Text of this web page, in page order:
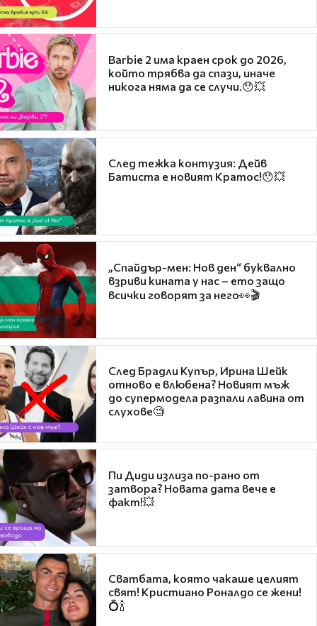
Barbie 2 има краен срок до 2026,
който трябва да спази, иначе
никога няма да се случи.😯💥
След тежка контузия: Дейв
Батиста е новият Кратос!😯💥
„Спайдър-мен: Нов ден“ буквално
взриви кината у нас – ето защо
всички говорят за него👀🎬
След Брадли Купър, Ирина Шейк
отново е влюбена? Новият мъж
до супермодела разпали лавина от
слухове🧐
Пи Диди излиза по-рано от
затвора? Новата дата вече е
факт!💥
Сватбата, която чакаше целият
свят! Кристиано Роналдо се жени!
💍🍾